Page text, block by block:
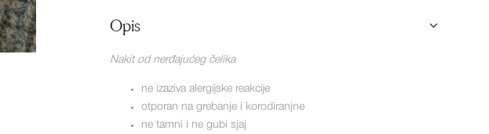
Opis
Nakit od nerđajućeg čelika
ne izaziva alergijske reakcije
otporan na grebanje i korodiranjne
ne tamni i ne gubi sjaj